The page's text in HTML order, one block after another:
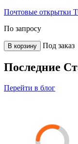
Почтовые открытки
По запросу
В корзину Под заказ
Последние
Перейти в блог